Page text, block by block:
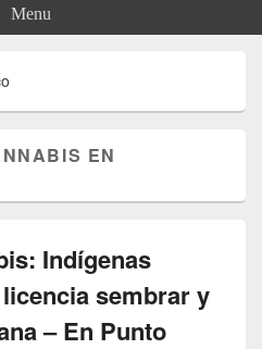
Menu
EN
Indígenas
sembrar y
– En Punto